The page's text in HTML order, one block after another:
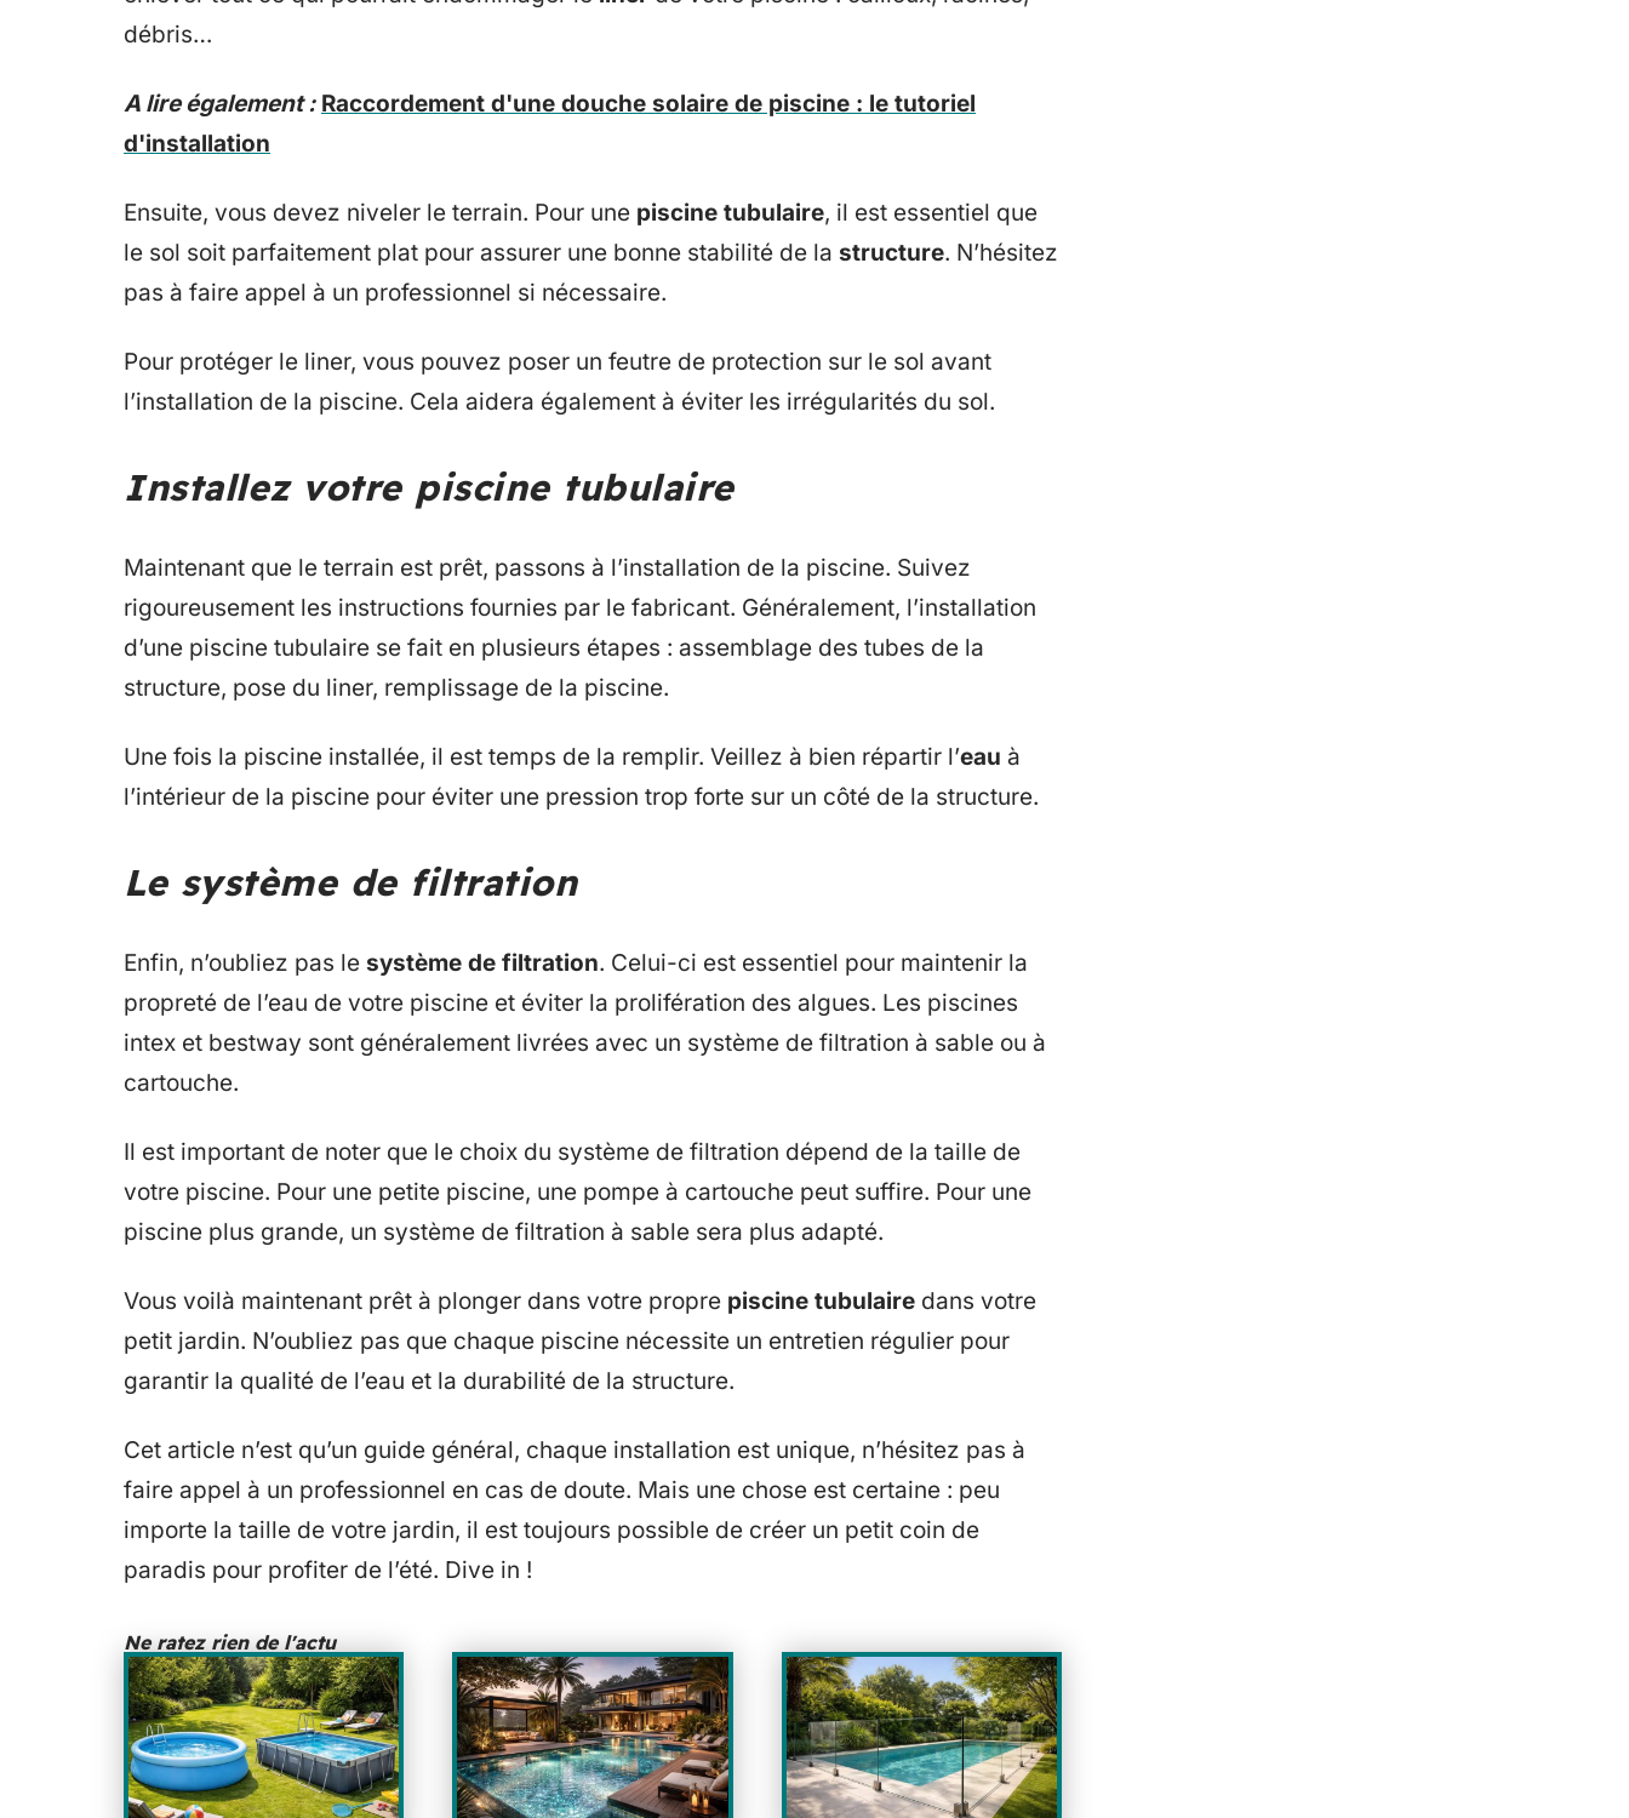
débris…
A lire également : Raccordement d'une douche solaire de piscine : le tutoriel
d'installation
Ensuite, vous devez niveler le terrain. Pour une piscine tubulaire, il est essentiel que
le sol soit parfaitement plat pour assurer une bonne stabilité de la structure. N’hésitez
pas à faire appel à un professionnel si nécessaire.
Pour protéger le liner, vous pouvez poser un feutre de protection sur le sol avant
l’installation de la piscine. Cela aidera également à éviter les irrégularités du sol.
Installez votre piscine tubulaire
Maintenant que le terrain est prêt, passons à l’installation de la piscine. Suivez
rigoureusement les instructions fournies par le fabricant. Généralement, l’installation
d’une piscine tubulaire se fait en plusieurs étapes : assemblage des tubes de la
structure, pose du liner, remplissage de la piscine.
Une fois la piscine installée, il est temps de la remplir. Veillez à bien répartir l’eau à
l’intérieur de la piscine pour éviter une pression trop forte sur un côté de la structure.
Le système de filtration
Enfin, n’oubliez pas le système de filtration. Celui-ci est essentiel pour maintenir la
propreté de l’eau de votre piscine et éviter la prolifération des algues. Les piscines
intex et bestway sont généralement livrées avec un système de filtration à sable ou à
cartouche.
Il est important de noter que le choix du système de filtration dépend de la taille de
votre piscine. Pour une petite piscine, une pompe à cartouche peut suffire. Pour une
piscine plus grande, un système de filtration à sable sera plus adapté.
Vous voilà maintenant prêt à plonger dans votre propre piscine tubulaire dans votre
petit jardin. N’oubliez pas que chaque piscine nécessite un entretien régulier pour
garantir la qualité de l’eau et la durabilité de la structure.
Cet article n’est qu’un guide général, chaque installation est unique, n’hésitez pas à
faire appel à un professionnel en cas de doute. Mais une chose est certaine : peu
importe la taille de votre jardin, il est toujours possible de créer un petit coin de
paradis pour profiter de l’été. Dive in !
Ne ratez rien de l'actu